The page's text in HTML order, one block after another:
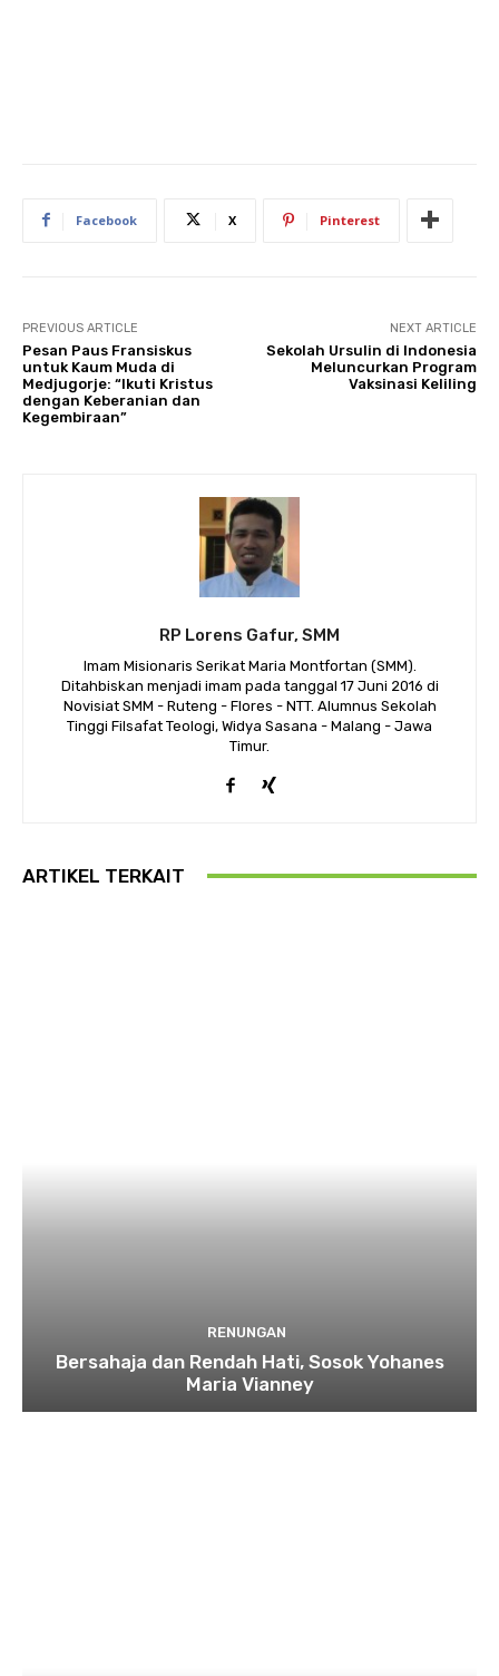
Facebook X Pinterest
PREVIOUS ARTICLE
Pesan Paus Fransiskus
untuk Kaum Muda di
Medjugorje: “Ikuti Kristus
dengan Keberanian dan
Kegembiraan”
NEXT ARTICLE
Sekolah Ursulin di Indonesia
Meluncurkan Program
Vaksinasi Keliling
RP Lorens Gafur, SMM
Imam Misionaris Serikat Maria Montfortan (SMM).
Ditahbiskan menjadi imam pada tanggal 17 Juni 2016 di
Novisiat SMM - Ruteng - Flores - NTT. Alumnus Sekolah
Tinggi Filsafat Teologi, Widya Sasana - Malang - Jawa
Timur.
ARTIKEL TERKAIT
RENUNGAN
Bersahaja dan Rendah Hati, Sosok Yohanes
Maria Vianney